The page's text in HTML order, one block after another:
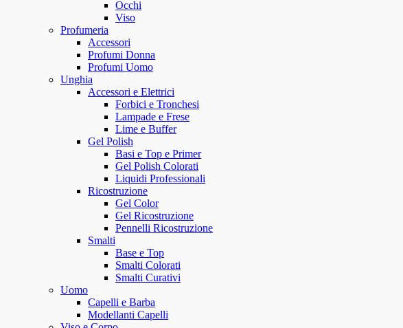
Occhi
Viso
Profumeria
Accessori
Profumi Donna
Profumi Uomo
Unghia
Accessori e Elettrici
Forbici e Tronchesi
Lampade e Frese
Lime e Buffer
Gel Polish
Basi e Top e Primer
Gel Polish Colorati
Liquidi Professionali
Ricostruzione
Gel Color
Gel Ricostruzione
Pennelli Ricostruzione
Smalti
Base e Top
Smalti Colorati
Smalti Curativi
Uomo
Capelli e Barba
Modellanti Capelli